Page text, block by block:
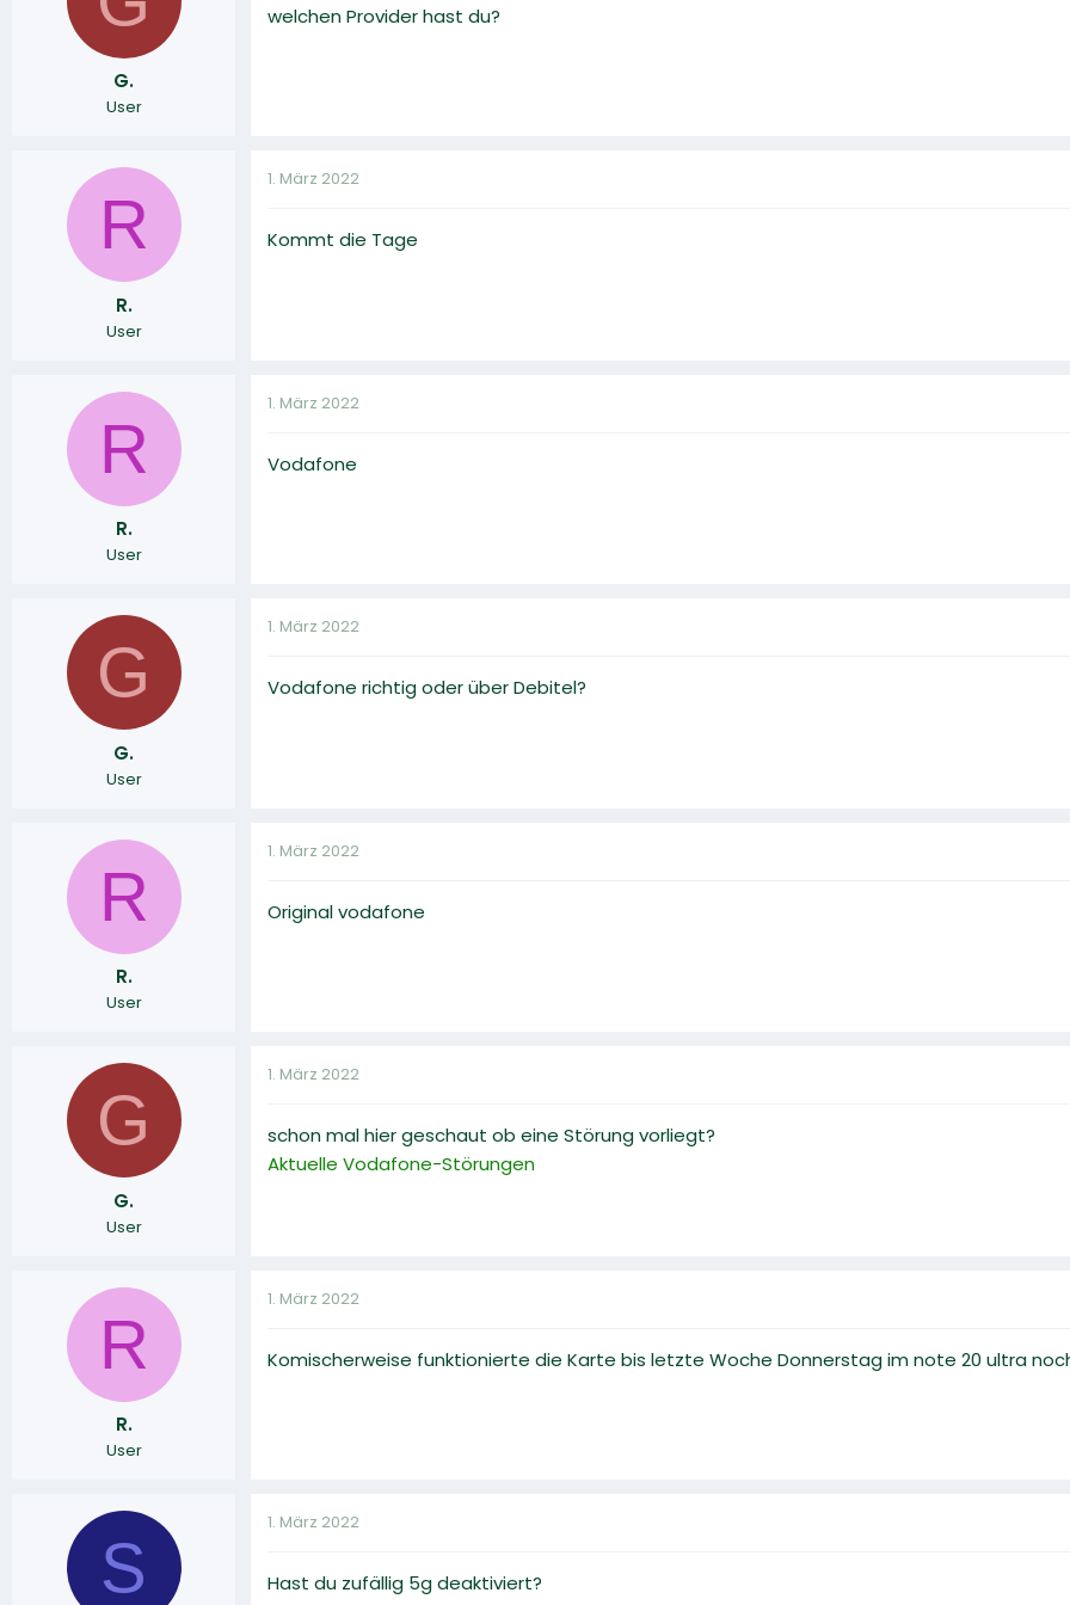
G.
User
welchen Provider hast du?
R
R.
User
1. März 2022
Kommt die Tage
R
R.
User
1. März 2022
Vodafone
G
G.
User
1. März 2022
Vodafone richtig oder über Debitel?
R
R.
User
1. März 2022
Original vodafone
G
G.
User
1. März 2022
schon mal hier geschaut ob eine Störung vorliegt?
Aktuelle Vodafone-Störungen
R
R.
User
1. März 2022
Komischerweise funktionierte die Karte bis letzte Woche Donnerstag im note 20 ultra
S
1. März 2022
Hast du zufällig 5g deaktiviert?